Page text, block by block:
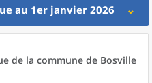
au 1er janvier 2026
de la commune de Bosville